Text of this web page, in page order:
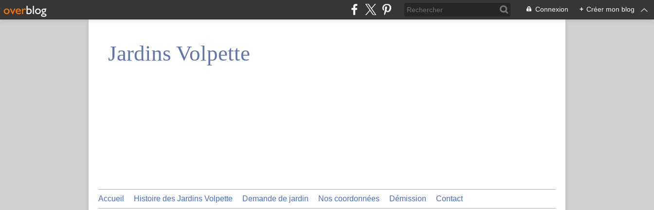
Connexion + Créer mon blog
Jardins Volpette
Accueil Histoire des Jardins Volpette Demande de jardin Nos coordonnées Démission Contact